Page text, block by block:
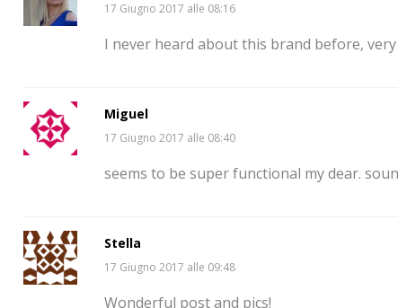
17 Giugno 2017 alle 08:16
I never heard about this brand before,
Miguel
17 Giugno 2017 alle 08:40
seems to be super functional my dear.
Stella
17 Giugno 2017 alle 09:48
Wonderful post and pics!